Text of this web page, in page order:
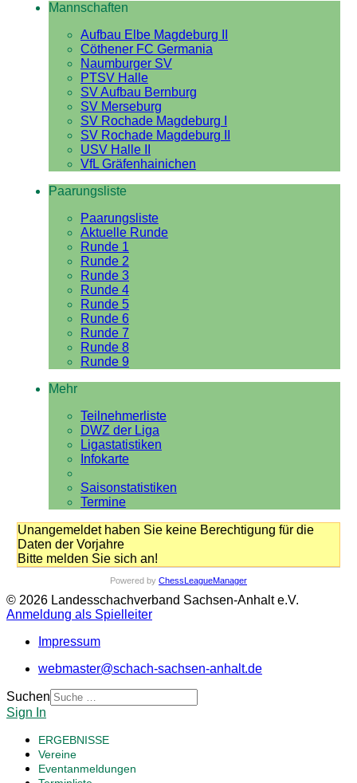
Mannschaften
Aufbau Elbe Magdeburg II
Cöthener FC Germania
Naumburger SV
PTSV Halle
SV Aufbau Bernburg
SV Merseburg
SV Rochade Magdeburg I
SV Rochade Magdeburg II
USV Halle II
VfL Gräfenhainichen
Paarungsliste
Paarungsliste
Aktuelle Runde
Runde 1
Runde 2
Runde 3
Runde 4
Runde 5
Runde 6
Runde 7
Runde 8
Runde 9
Mehr
Teilnehmerliste
DWZ der Liga
Ligastatistiken
Infokarte
Saisonstatistiken
Termine
Unangemeldet haben Sie keine Berechtigung für die
Daten der Vorjahre
Bitte melden Sie sich an!
Powered by ChessLeagueManager
© 2026 Landesschachverband Sachsen-Anhalt e.V.
Anmeldung als Spielleiter
Impressum
webmaster@schach-sachsen-anhalt.de
Suchen
Sign In
ERGEBNISSE
Vereine
Eventanmeldungen